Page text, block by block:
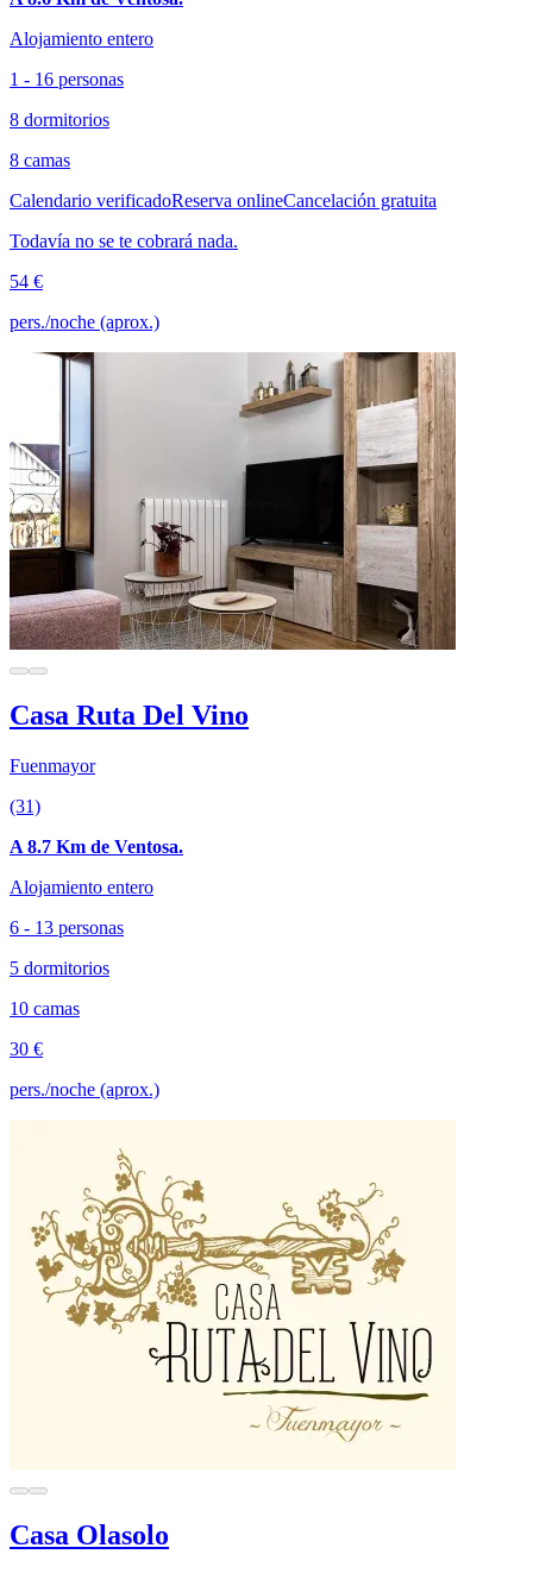
Alojamiento entero
1 - 16 personas
8 dormitorios
8 camas
Calendario verificadoReserva onlineCancelación gratuita
Todavía no se te cobrará nada.
54 €
pers./noche (aprox.)
Casa Ruta Del Vino
Fuenmayor
(31)
A 8.7 Km de Ventosa.
Alojamiento entero
6 - 13 personas
5 dormitorios
10 camas
30 €
pers./noche (aprox.)
Casa Olasolo